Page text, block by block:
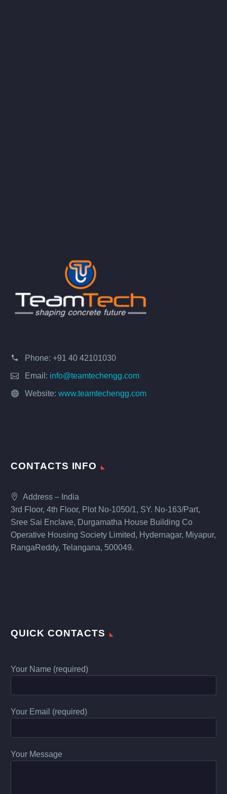
Phone: +91 40 42101030
Email: info@teamtechengg.com
Website: www.teamtechengg.com
CONTACTS INFO
Address – India
3rd Floor, 4th Floor, Plot No-1050/1, SY. No-163/Part,
Sree Sai Enclave, Durgamatha House Building Co
Operative Housing Society Limited, Hydernagar, Miyapur,
RangaReddy, Telangana, 500049.
QUICK CONTACTS
Your Name (required)
Your Email (required)
Your Message